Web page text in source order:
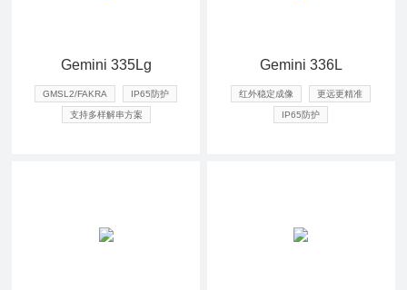
Gemini 335Lg
GMSL2/FAKRA IP65防护
支持多样解串方案
Gemini 336L
红外稳定成像 更远更精准
IP65防护